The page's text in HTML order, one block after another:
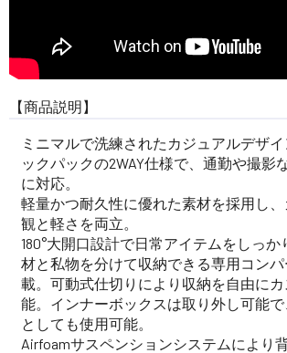
【商品説明】
ミニマルで洗練されたカジュアルデザ
ックパックの2WAY仕様で、通勤や撮影
に対応。
軽量かつ耐久性に優れた素材を採用し
観と軽さを両立。
180°大開口設計で日常アイテムをしっ
材と私物を分けて収納できる専用コン
載。可動式仕切りにより収納を自由に
能。インナーボックスは取り外し可能
としても使用可能。
Airfoamサスペンションシステムにより